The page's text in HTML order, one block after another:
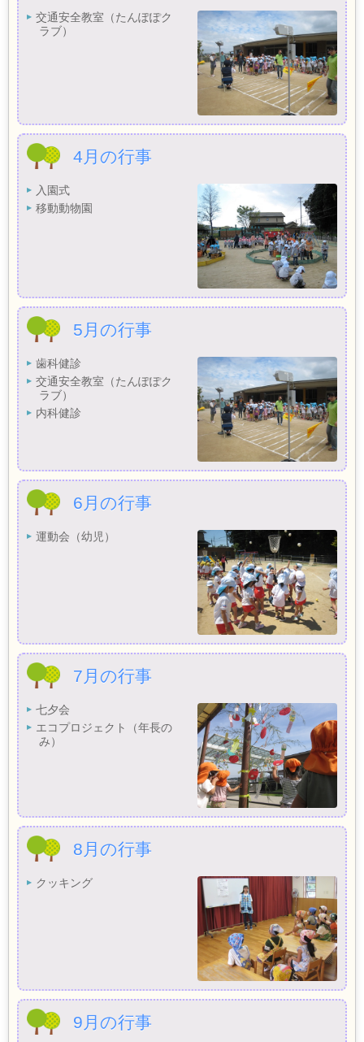
交通安全教室（たんぽぽク
ラブ）
4月の行事
入園式
移動動物園
5月の行事
歯科健診
交通安全教室（たんぽぽク
ラブ）
内科健診
6月の行事
運動会（幼児）
7月の行事
七夕会
エコプロジェクト（年長の
み）
8月の行事
クッキング
9月の行事